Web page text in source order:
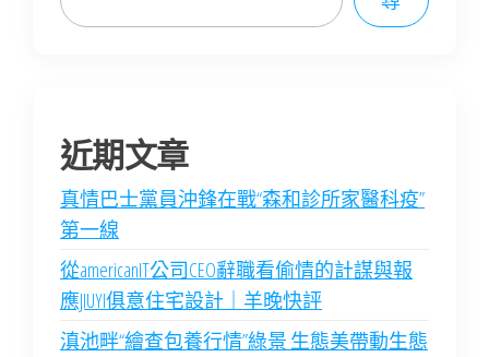
近期文章
真情巴士黨員沖鋒在戰“森和診所家醫科疫”
第一線
從americanIT公司CEO辭職看偷情的計謀與報
應JIUYI俱意住宅設計｜羊晚快評
滇池畔“繪查包養行情”綠景 生態美帶動生態